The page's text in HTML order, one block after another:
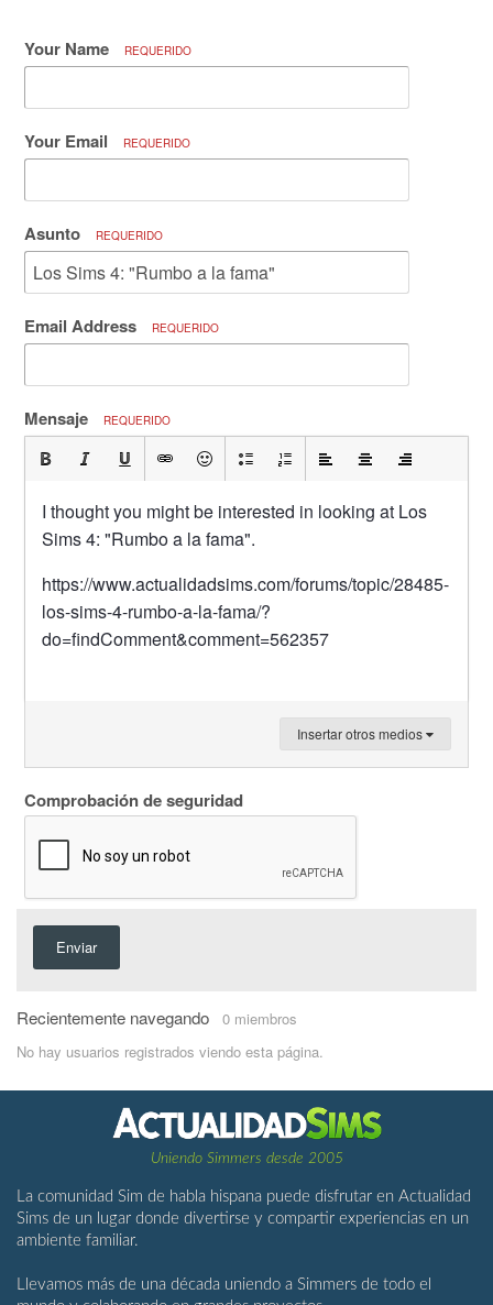
Your Name REQUERIDO
Your Email REQUERIDO
Asunto REQUERIDO
Email Address REQUERIDO
Mensaje REQUERIDO
I thought you might be interested in looking at Los
Sims 4: "Rumbo a la fama".
https://www.actualidadsims.com/forums/topic/28485-
los-sims-4-rumbo-a-la-fama/?
do=findComment&comment=562357
Insertar otros medios
Comprobación de seguridad
Enviar
Recientemente navegando 0 miembros
No hay usuarios registrados viendo esta página.
Uniendo Simmers desde 2005
La comunidad Sim de habla hispana puede disfrutar en Actualidad
Sims de un lugar donde divertirse y compartir experiencias en un
ambiente familiar.
Llevamos más de una década uniendo a Simmers de todo el